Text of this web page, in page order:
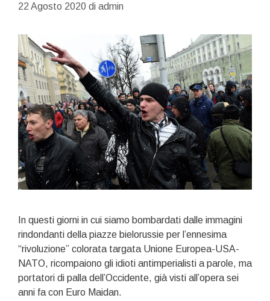
22 Agosto 2020 di admin
In questi giorni in cui siamo bombardati dalle immagini
rindondanti della piazze bielorussie per l’ennesima
“rivoluzione” colorata targata Unione Europea-USA-
NATO, ricompaiono gli idioti antimperialisti a parole, ma
portatori di palla dell’Occidente, già visti all’opera sei
anni fa con Euro Maidan.